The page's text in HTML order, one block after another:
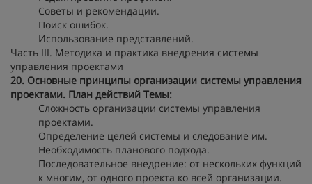
Советы и рекомендации.
Поиск ошибок.
Использование представлений.
Часть III. Методика и практика внедрения системы
управления проектами
20. Основные принципы организации системы управления
проектами. План действий Темы:
Сложность организации системы управления
проектами.
Определение целей системы и следование им.
Необходимость планового подхода.
Последовательное внедрение: от нескольких функций
к многим, от одного проекта ко всей организации.